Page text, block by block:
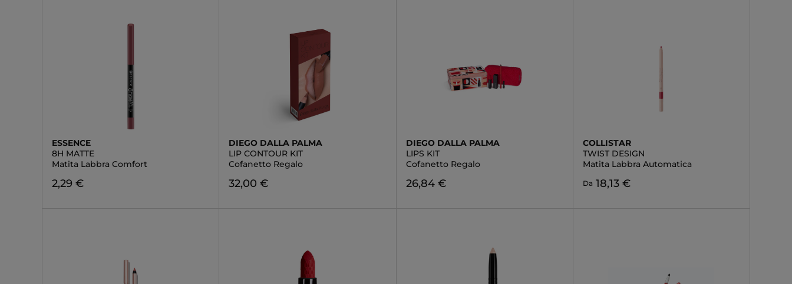
ESSENCE
8H MATTE
Matita Labbra Comfort
2,29 €
DIEGO DALLA PALMA
LIP CONTOUR KIT
Cofanetto Regalo
32,00 €
DIEGO DALLA PALMA
LIPS KIT
Cofanetto Regalo
26,84 €
COLLISTAR
TWIST DESIGN
Matita Labbra Automatica
Da 18,13 €